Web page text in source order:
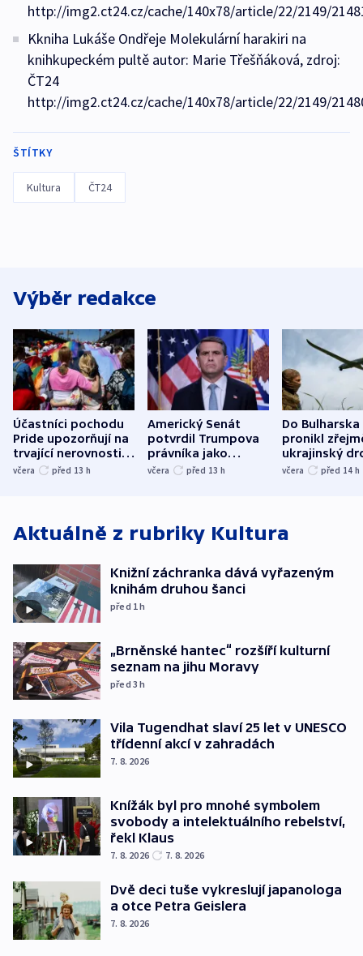
http://img2.ct24.cz/cache/140x78/article/22/2149/
Kkniha Lukáše Ondřeje Molekulární harakiri na
knihkupeckém pultě autor: Marie Třešňáková, zdroj:
ČT24
http://img2.ct24.cz/cache/140x78/article/22/2149/
ŠTÍTKY
Kultura ČT24
Výběr redakce
Účastníci pochodu
Pride upozorňují na
trvající nerovnosti i
společenskou
včera před 13 h
Americký Senát
potvrdil Trumpova
právníka jako
ministra
včera před 13 h
Do Bulharska
pronikl
ukrajinský
explodoval
včera před 14 h
Aktuálně z rubriky Kultura
Knižní záchranka dává vyřazeným
knihám druhou šanci
před 1h
„Brněnské hantec“ rozšíří kulturní
seznam na jihu Moravy
před 3h
Vila Tugendhat slaví 25 let v UNESCO
třídenní akcí v zahradách
7. 8. 2026
Knížák byl pro mnohé symbolem
svobody a intelektuálního rebelství,
řekl Klaus
7. 8. 2026 7. 8. 2026
Dvě deci tuše vykreslují japanologa
a otce Petra Geislera
7. 8. 2026